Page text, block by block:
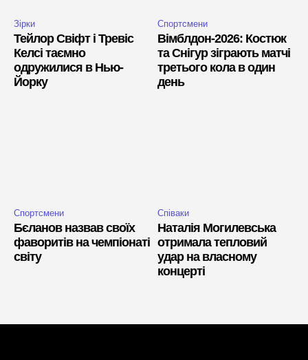
Зірки
Тейлор Свіфт і Тревіс
Келсі таємно
одружилися в Нью-
Йорку
Спортсмени
Вімблдон-2026: Костюк
та Снігур зіграють матчі
третього кола в один
день
Спортсмени
Бєланов назвав своїх
фаворитів на чемпіонаті
світу
Співаки
Наталія Могилевська
отримала тепловий
удар на власному
концерті